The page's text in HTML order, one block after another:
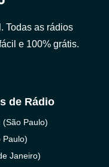
Todas as rádios
e 100% grátis.
de Rádio
(São Paulo)
Paulo)
Janeiro)